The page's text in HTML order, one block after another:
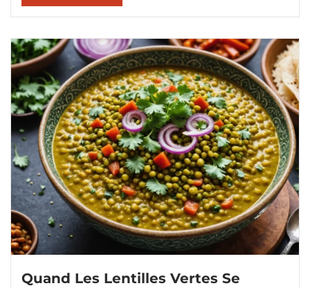
Quand Les Lentilles Vertes Se